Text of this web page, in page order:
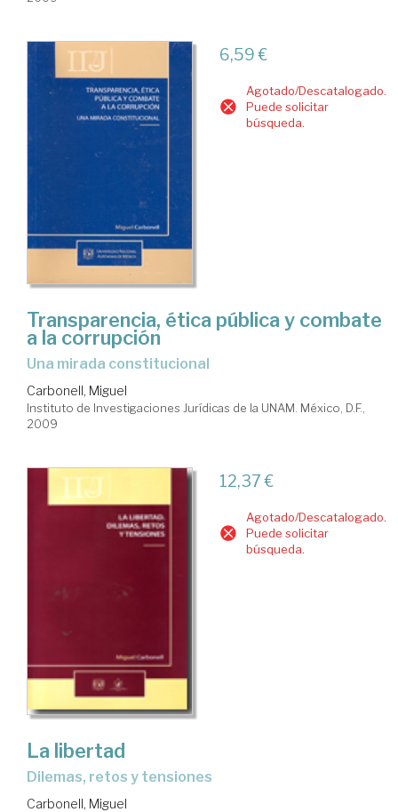
6,59 €
Agotado/Descatalogado.
Puede solicitar
búsqueda.
Transparencia, ética pública y combate
a la corrupción
una mirada constitucional
Carbonell, Miguel
Instituto de Investigaciones Jurídicas de la UNAM. México, D.F.,
2009
12,37 €
Agotado/Descatalogado.
Puede solicitar
búsqueda.
La libertad
dilemas, retos y tensiones
Carbonell, Miguel